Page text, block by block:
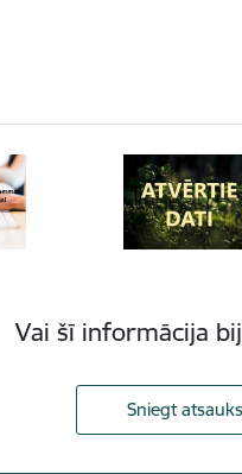
Vai šī informācija
Sniegt